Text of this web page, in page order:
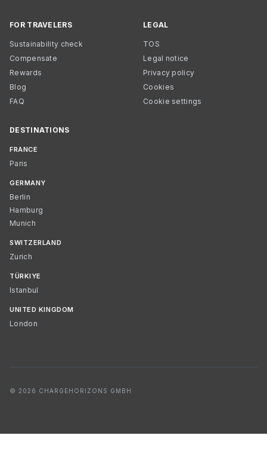
FOR TRAVELERS
Sustainability check
Compensate
Rewards
Blog
FAQ
LEGAL
TOS
Legal notice
Privacy policy
Cookies
Cookie settings
DESTINATIONS
FRANCE
Paris
GERMANY
Berlin
Hamburg
Munich
SWITZERLAND
Zurich
TÜRKIYE
Istanbul
UNITED KINGDOM
London
© 2026 CHARGEHORIZONS GMBH